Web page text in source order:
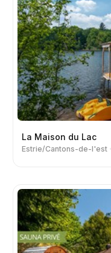
La Maison du Lac
Estrie/Cantons-de-l'est